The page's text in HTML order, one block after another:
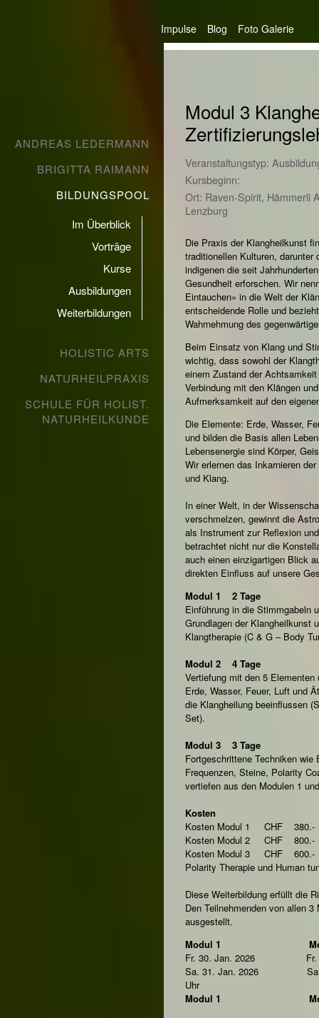
Impulse Blog Foto Galerie
ANDREAS LEDERMANN
BRIGITTA RAIMANN
BILDUNGSPOOL
Im Überblick
Vorträge
Kurse
Ausbildungen
Weiterbildungen
HOLISTIC ARTS
NATURHEILPRAXIS
SCHULE FÜR HOLIST.
NATURHEILKUNDE
Modul 3
Veranstaltungstyp:
Kursbeginn:
Ort: Raven-Spirit, Hämmerli
Lenzburg
Die Praxis der Klangheilkunst
traditionellen Kulturen,
indigenen die seit
Gesundheit erforschen. Wir
Eintauchen» in die Welt der
entscheidende Rolle und
Wahrnehmung des
Beim Einsatz von Klang und
wichtig, dass sowohl der
einem Zustand der
Verbindung mit den Klängen
Aufmerksamkeit auf den
Die Elemente: Erde, Wasser,
und bilden die Basis allen
Lebensenergie sind Körper,
Wir erlernen das Inkarnieren
und Klang.
In einer Welt, in der
verschmelzen, gewinnt die
als Instrument zur Reflexion
betrachtet nicht nur die
auch einen einzigartigen Blick
direkten Einfluss auf unsere
Modul 1 2 Tage
Einführung in die Stimmgabeln
Grundlagen der Klangheilkunst
Klangtherapie (C & G – Body
Modul 2 4 Tage
Vertiefung mit den 5
Erde, Wasser, Feuer, Luft und
die Klangheilung beeinflussen
Set).
Modul 3 3 Tage
Fortgeschrittene Techniken wie
Frequenzen, Steine, Polarity
vertiefen aus den Modulen 1
Kosten
Kosten Modul 1 CHF 380.-
Kosten Modul 2 CHF 800.-
Kosten Modul 3 CHF 600.-
Polarity Therapie und Human
Diese Weiterbildung erfüllt die
Den Teilnehmenden von allen
ausgestellt.
Modul 1
Fr. 30. Jan. 2026 Fr. 20.
Sa. 31. Jan. 2026
Uhr
Modul 1